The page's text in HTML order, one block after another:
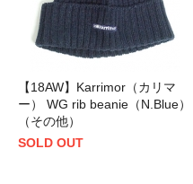
【18AW】Karrimor（カリマ
ー） WG rib beanie（N.Blue）
（その他）
SOLD OUT